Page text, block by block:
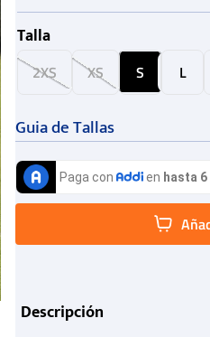
Talla
2XS XS S L
Guia de Tallas
Descripción